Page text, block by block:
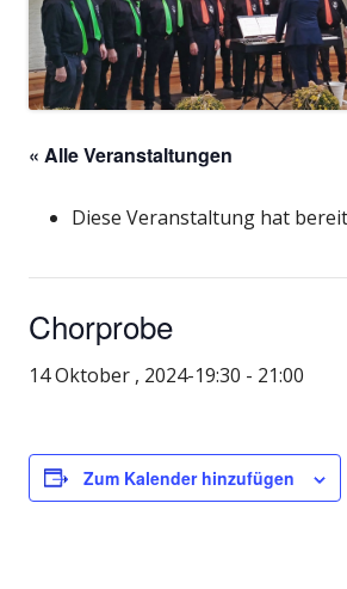
« Alle Veranstaltungen
Diese Veranstaltung hat
Chorprobe
14 Oktober , 2024-19:30 - 21:00
Zum Kalender hinzufügen